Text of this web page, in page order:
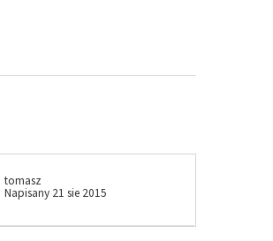
tomasz
Napisany 21 sie 2015